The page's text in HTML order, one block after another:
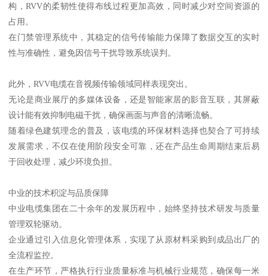
构，RVV的柔韧性使得布线过程更加高效，同时减少对空间资源的
占用。
在门禁管理系统中，其稳定的信号传输能力保障了数据交互的实时
性与准确性，避免因信号干扰导致系统误判。
此外，RVV电缆在音视频传输领域同样表现突出。
无论是商业展厅的多媒体设备，还是智能家居的影音互联，其屏蔽
设计能有效抑制电磁干扰，确保画面与声音的清晰流畅。
随着绿色建筑理念的普及，该电缆的环保材料选择也契合了可持续
发展需求，不仅在使用阶段安全可靠，还在产品生命周期结束后易
于回收处理，减少环境负担。
中业的技术积淀与品质保障
中业电缆集团在二十余年的发展历程中，始终坚持技术研发与质量
管理双轮驱动。
企业通过引入信息化管理体系，实现了从原材料采购到成品出厂的
全流程监控。
在生产环节，严格执行行业质量标准与机械行业规范，确保每一米